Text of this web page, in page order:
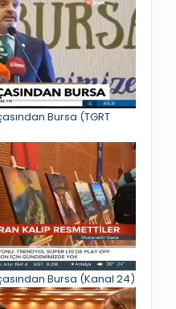
Bursa (TGRT
Bursa (Kanal 24)